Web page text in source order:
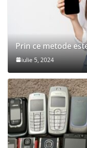
Prin ce metode
iulie 5, 2024